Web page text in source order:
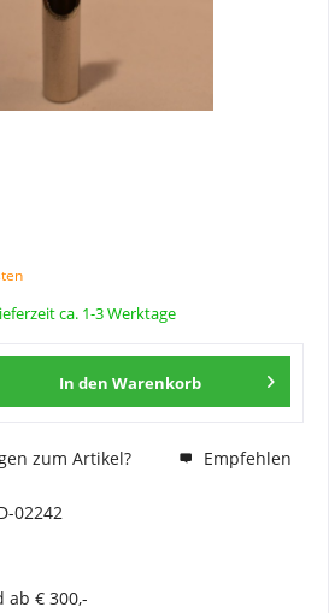
ca. 1-3 Werktage
In den Warenkorb
zum Artikel? Empfehlen
02242
ab € 300,-